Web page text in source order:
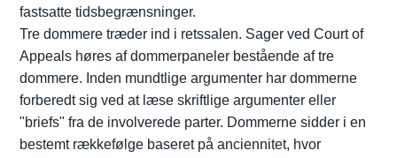
fastsatte tidsbegrænsninger.
Tre dommere træder ind i retssalen. Sager ved Court of
Appeals høres af dommerpaneler bestående af tre
dommere. Inden mundtlige argumenter har dommerne
forberedt sig ved at læse skriftlige argumenter eller
"briefs" fra de involverede parter. Dommerne sidder i en
bestemt rækkefølge baseret på anciennitet, hvor